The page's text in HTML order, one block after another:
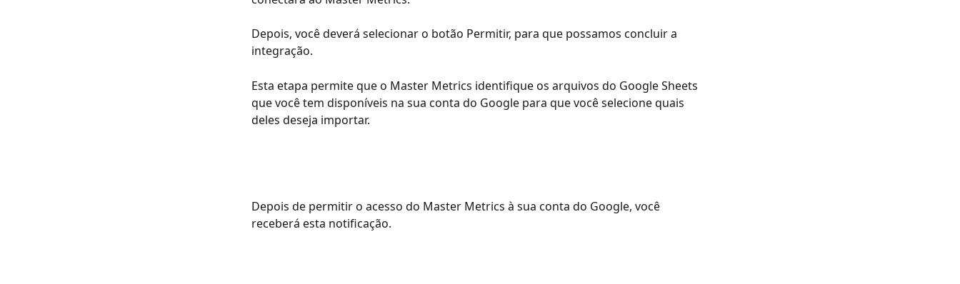
Depois, você deverá selecionar o botão Permitir, para que possamos concluir a
integração.
Esta etapa permite que o Master Metrics identifique os arquivos do Google Sheets
que você tem disponíveis na sua conta do Google para que você selecione quais
deles deseja importar.
Depois de permitir o acesso do Master Metrics à sua conta do Google, você
receberá esta notificação.